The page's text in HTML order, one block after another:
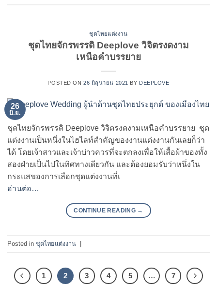
ชุดไทยแต่งงาน
ชุดไทยจักรพรรดิ Deeplove วิจิตรงดงาม
เหนือคำบรรยาย
POSTED ON26 มิถุนายน 2021 BY DEEPLOVE
26
มิ.ย.
ชุดไทยจักรพรรดิ Deeplove วิจิตรงดงามเหนือคำบรรยาย ชุด
แต่งงานเป็นหนึ่งในไฮไลท์สำคัญของงานแต่งงานกันเลยก็ว่า
ได้ โดยเจ้าสาวและเจ้าบ่าวควรที่จะตกลงเพื่อให้เสื้อผ้าของทั้ง
สองฝ่ายเป็นไปในทิศทางเดียวกัน และต้องยอมรับว่าหนึ่งใน
กระแสของการเลือกชุดแต่งงานที่เ
อ่านต่อ…
CONTINUE READING →
Posted in ชุดไทยแต่งงาน |
1 2 3 4 5 … 7